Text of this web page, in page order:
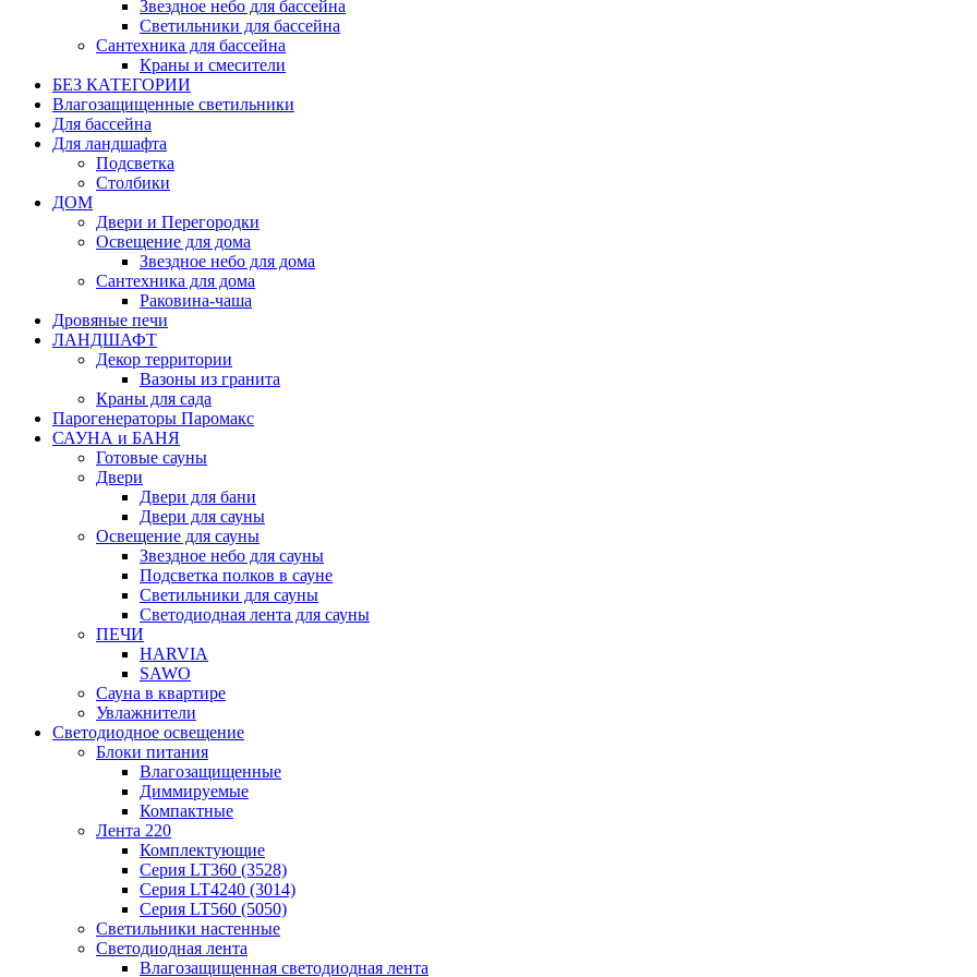
Звездное небо для бассейна
Светильники для бассейна
Сантехника для бассейна
Краны и смесители
БЕЗ КАТЕГОРИИ
Влагозащищенные светильники
Для бассейна
Для ландшафта
Подсветка
Столбики
ДОМ
Двери и Перегородки
Освещение для дома
Звездное небо для дома
Сантехника для дома
Раковина-чаша
Дровяные печи
ЛАНДШАФТ
Декор территории
Вазоны из гранита
Краны для сада
Парогенераторы Паромакс
САУНА и БАНЯ
Готовые сауны
Двери
Двери для бани
Двери для сауны
Освещение для сауны
Звездное небо для сауны
Подсветка полков в сауне
Светильники для сауны
Светодиодная лента для сауны
ПЕЧИ
HARVIA
SAWO
Сауна в квартире
Увлажнители
Светодиодное освещение
Блоки питания
Влагозащищенные
Диммируемые
Компактные
Лента 220
Комплектующие
Серия LT360 (3528)
Серия LT4240 (3014)
Серия LT560 (5050)
Светильники настенные
Светодиодная лента
Влагозащищенная светодиодная лента